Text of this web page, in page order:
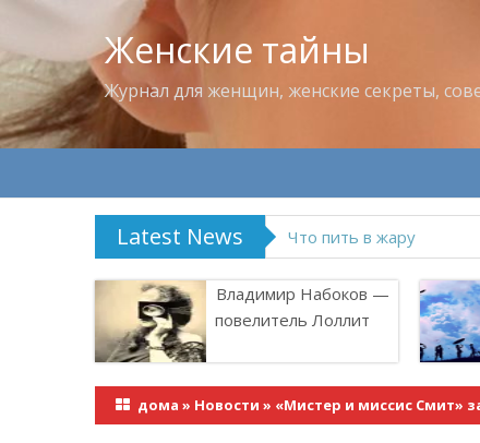
Женские тайны
Журнал для женщин, женские секреты,
Latest News Что пить в жару
Владимир Набоков —
повелитель Лоллит
дома » Новости » «Мистер и миссис Смит»